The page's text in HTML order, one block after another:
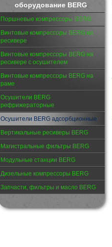
оборудование BERG
Поршневые компрессоры BERG
Винтовые компрессоры BERG на
ресивере
Винтовые компрессоры BERG на
ресивере с осушителем
Винтовые компрессоры BERG на
раме
Осушители BERG
рефрижераторные
Осушители BERG адсорбционные
Вертикальные ресиверы BERG
Магистральные фильтры BERG
Модульные станции BERG
Дизельные компрессоры BERG
Запчасти, фильтры и масло BERG